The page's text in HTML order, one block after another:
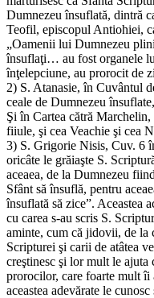
Dumnezeu însuflată, dintră
Teofil, episcopul Antiohiei,
„Oamenii lui Dumnezeu
însuflaţi… au fost organele
înţelepciune, au prorocit de
2) S. Atanasie, în Cuvântul
ceale de Dumnezeu
Şi în Cartea cătră
fiiule, şi cea Veachie şi cea
3) S. Grigorie Nisis, Cuv. 6
oricâte le grăiaşte S.
aceaea, de la Dumnezeu
Sfânt să însuflă, pentru
însuflată să zice”. Aceastea
cu carea s-au scris S.
aminte, cum că jidovii, de la
Scripturei şi carii de atâtea
creştinesc şi lor mult le ajuta
prorocilor, care foarte mult îi
aceastea adevărate le